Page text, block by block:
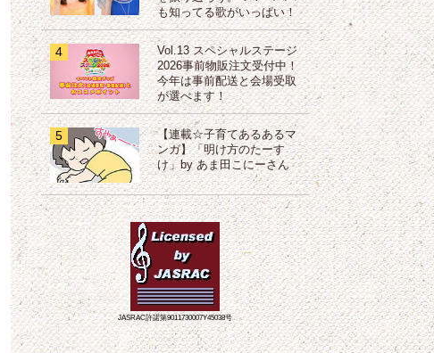
も知ってる歌がいっぱい！
4
Vol.13 スペシャルステージ
2026事前物販注文受付中！
今年は事前配送と会場受取
が選べます！
5
【連載☆子育てあるあるマ
ンガ】「明け方のたーす
け」by あま田こにーさん
JASRAC許諾第9011730007Y45038号